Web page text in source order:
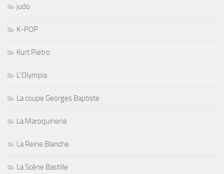
judo
K-POP
Kurt Pietro
L'Olympia
La coupe Georges Baptiste
La Maroquinerie
La Reine Blanche
La Scène Bastille